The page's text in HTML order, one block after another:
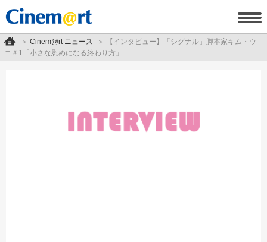
Cinem@rt ニュース
【インタビュー】「シグナル」脚本家キム・ウ
ニ＃1「小さな慰めになる終わり方」